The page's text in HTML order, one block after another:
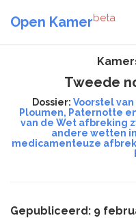
Open Kamerbeta
Tweede
Dossier: Voorstel
Ploumen, Paternotte
van de Wet afbreking
andere wetten
medicamenteuze
Gepubliceerd: 9